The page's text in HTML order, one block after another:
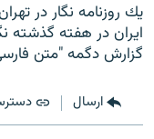
يك روزنامه نگار در
ايران در هفته گذشته
گزارش دگمه "متن
ارسال